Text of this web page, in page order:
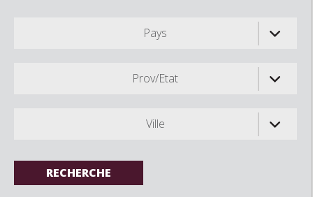
Pays
Prov/Etat
Ville